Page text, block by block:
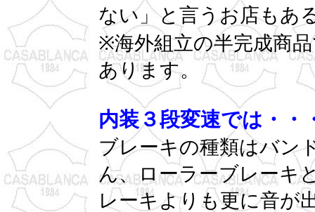
ない」と言うお店もあ
※海外組立の半完成商
あります。
内装３段変速では・・
ブレーキの種類はバン
ん、ローラーブレーキ
レーキよりも更に音が